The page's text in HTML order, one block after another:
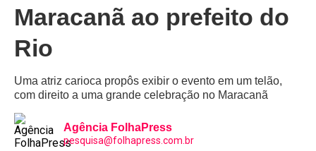
Maracanã ao prefeito do
Rio
Uma atriz carioca propôs exibir o evento em um telão,
com direito a uma grande celebração no Maracanã
Agência FolhaPress
pesquisa@folhapress.com.br